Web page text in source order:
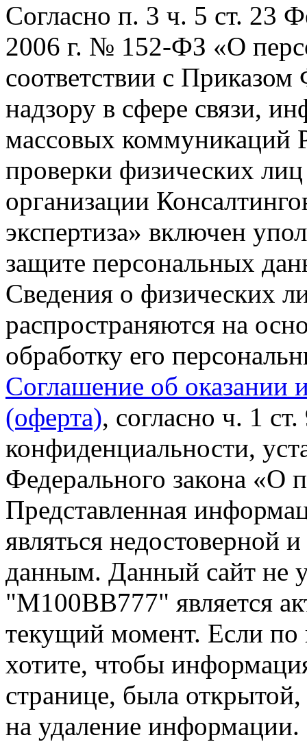
Согласно п. 3 ч. 5 ст. 23
2006 г. № 152-ФЗ «О
соответствии с
надзору в сфере связи,
массовых коммуникаций
проверки физических
организации
экспертиза» включен
защите персональных
Сведения о физических
распространяются на
обработку его
Соглашение об оказании
(оферта), согласно ч. 1
конфиденциальности,
Федерального закона «О
Представленная
являться недостоверной
данным. Данный сайт не
"М100ВВ777" является
текущий момент. Если
хотите, чтобы
странице, была открытой,
на удаление информации.